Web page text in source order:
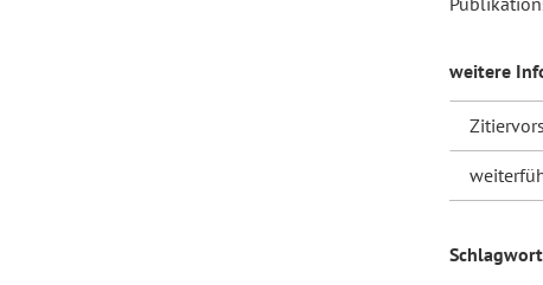
weitere